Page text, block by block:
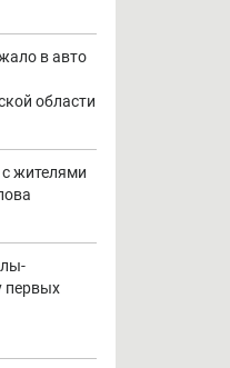
в авто
области
жителями
первых